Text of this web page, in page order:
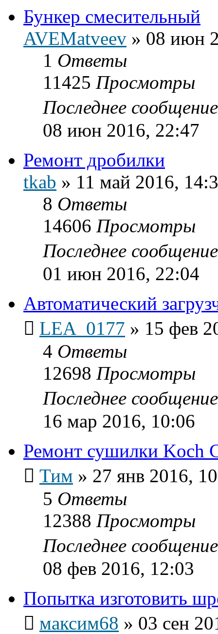
Бункер смесительный
AVEMatveev » 08 июн
1 Ответы
11425 Просмотры
Последнее
08 июн 2016, 22:47
Ремонт дробилки
tkab » 11 май 2016,
8 Ответы
14606 Просмотры
Последнее
01 июн 2016, 22:04
Автоматический
LEA_0177 » 15 фев
4 Ответы
12698 Просмотры
Последнее
16 мар 2016, 10:06
Ремонт сушилки Koch
Тим » 27 янв 2016,
5 Ответы
12388 Просмотры
Последнее
08 фев 2016, 12:03
Попытка изготовить
максим68 » 03 сен